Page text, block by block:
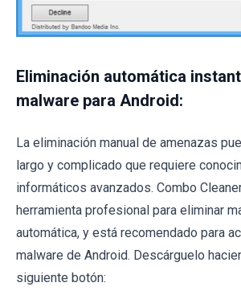
Eliminación automática
malware para Android:
La eliminación manual de amenazas
largo y complicado que requiere
informáticos avanzados. Combo
herramienta profesional para eliminar
automática, y está recomendado para
malware de Android. Descárguelo
siguiente botón: